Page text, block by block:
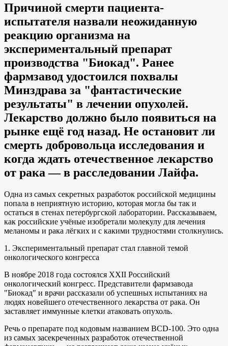
Причиной смерти пациента-
испытателя назвали неожиданную
реакцию организма на
экспериментальный препарат
производства "Биокад". Ранее
фармзавод удостоился похвалы
Минздрава за "фантастические
результаты" в лечении опухолей.
Лекарство должно было появиться на
рынке ещё год назад. Не остановит ли
смерть добровольца исследования и
когда ждать отечественное лекарство
от рака — в расследовании Лайфа.
Одна из самых секретных разработок российской медицины
попала в неприятную историю, которая могла бы так и
остаться в стенах петербургской лаборатории. Рассказываем,
как российские учёные изобретали молекулу для лечения
меланомы и рака лёгких и с какими трудностями столкнулись.
1. Экспериментальный препарат стал главной темой
онкологического конгресса
В ноябре 2018 года состоялся XXII Российский
онкологический конгресс. Представители фармзавода
"Биокад" и врачи рассказали об успешных испытаниях на
людях новейшего отечественного лекарства от рака. Он
заставляет иммунные клетки атаковать опухоль.
Речь о препарате под кодовым названием BCD-100. Это одна
из самых засекреченных разработок отечественной